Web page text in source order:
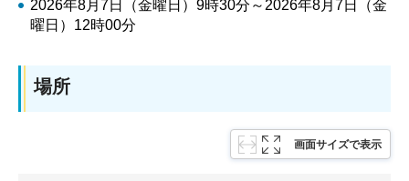
2026年8月7日（金曜日）9時30分～2026年8月7日（金
曜日）12時00分
場所
画面サイズで表示